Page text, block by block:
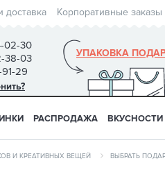
доставка Корпоративные заказы
02-30
38-03
29
УПАКОВКА
РАСПРОДАЖА ВКУСНОСТИ
И КРЕАТИВНЫХ ВЕЩЕЙ ВЫБРАТЬ